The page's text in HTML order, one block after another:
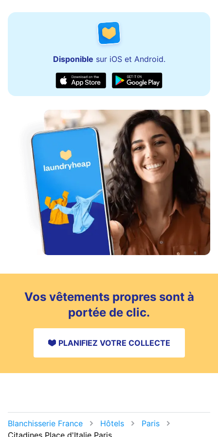
Disponible sur iOS et Android.
Vos vêtements propres sont à
portée de clic.
PLANIFIEZ VOTRE COLLECTE
Blanchisserie France Hôtels
Paris
Citadines Place d'Italie Paris